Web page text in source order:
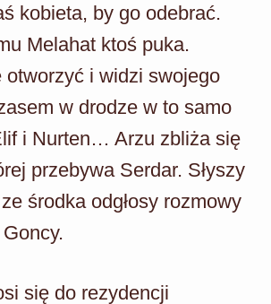
kobieta, by go odebrać.
Melahat ktoś puka.
otworzyć i widzi swojego
w drodze w to samo
i Nurten… Arzu zbliża się
przebywa Serdar. Słyszy
środka odgłosy rozmowy
się do rezydencji